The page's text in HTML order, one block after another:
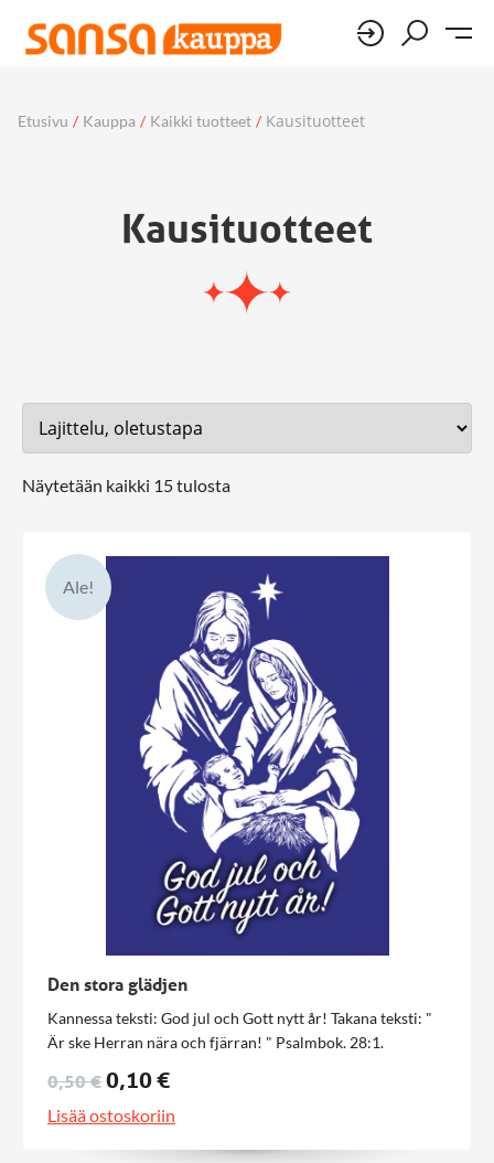
Etusivu / Kauppa / Kaikki tuotteet / Kausituotteet
Kausituotteet
Näytetään kaikki 15 tulosta
Ale!
Den stora glädjen
Kannessa teksti: God jul och Gott nytt år! Takana teksti: "
Är ske Herran nära och fjärran! " Psalmbok. 28:1.
0,50 €0,10 €
Lisää ostoskoriin